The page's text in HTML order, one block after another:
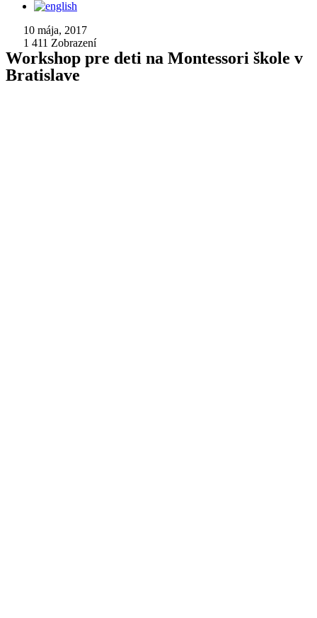
10 mája, 2017
1 411 Zobrazení
Workshop pre deti na Montessori škole v
Bratislave